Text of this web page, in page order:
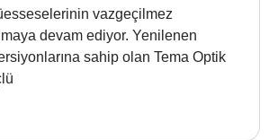
vazgeçilmez
devam ediyor. Yenilenen
sahip olan Tema Optik